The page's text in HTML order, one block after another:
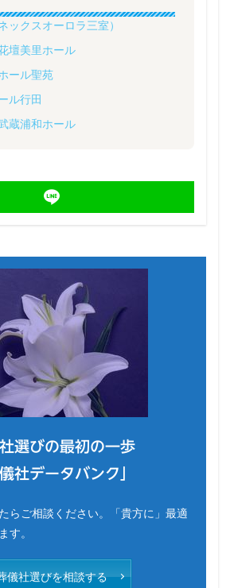
ックスオーロラ三室）
壇美里ホール
ール聖苑
ル行田
蔵浦和ホール
選びの最初の一歩
儀社データバンク」
らご相談ください。「貴方に」最適
す。
儀社選びを相談する